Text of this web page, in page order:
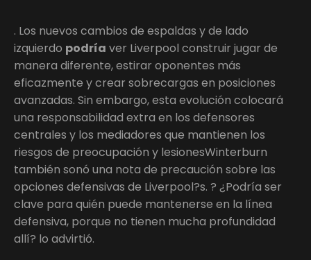
. Los nuevos cambios de espaldas y de lado
izquierdo podría ver Liverpool construir jugar de
manera diferente, estirar oponentes más
eficazmente y crear sobrecargas en posiciones
avanzadas. Sin embargo, esta evolución colocará
una responsabilidad extra en los defensores
centrales y los mediadores que mantienen los
riesgos de preocupación y lesionesWinterburn
también sonó una nota de precaución sobre las
opciones defensivas de Liverpool?s. ? ¿Podría ser
clave para quién puede mantenerse en la línea
defensiva, porque no tienen mucha profundidad
allí? lo advirtió.